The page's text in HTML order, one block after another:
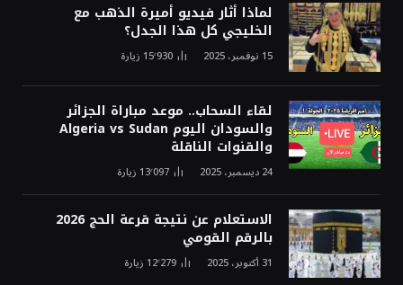
لماذا أثار فيديو أميرة الذهب مع
الخليجي كل هذا الجدل؟
15 نوفمبر، 2025 15٬930 زيارة
لقاء السحاب.. موعد مباراة الجزائر
والسودان اليوم Algeria vs Sudan
والقنوات الناقلة
24 ديسمبر، 2025 13٬097 زيارة
الاستعلام عن نتيجة قرعة الحج 2026
بالرقم القومي
31 أكتوبر، 2025 12٬279 زيارة